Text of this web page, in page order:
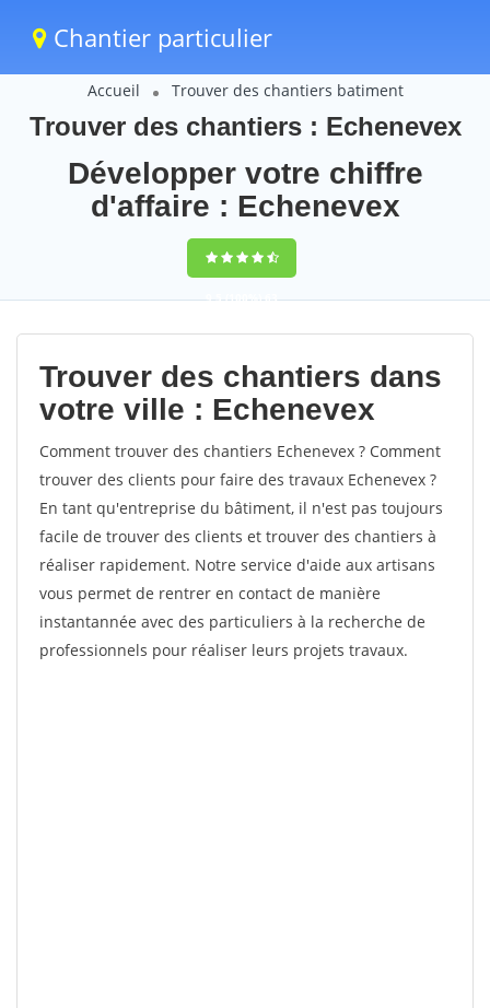
Chantier particulier
Accueil Trouver des chantiers batiment
Trouver des chantiers : Echenevex
Développer votre chiffre
d'affaire : Echenevex
9,5(100%)63
votes
Trouver des chantiers dans
votre ville : Echenevex
Comment trouver des chantiers Echenevex ? Comment
trouver des clients pour faire des travaux Echenevex ?
En tant qu'entreprise du bâtiment, il n'est pas toujours
facile de trouver des clients et trouver des chantiers à
réaliser rapidement. Notre service d'aide aux artisans
vous permet de rentrer en contact de manière
instantannée avec des particuliers à la recherche de
professionnels pour réaliser leurs projets travaux.